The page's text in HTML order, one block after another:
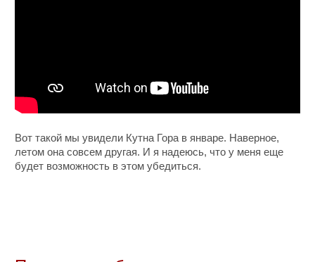
Вот такой мы увидели Кутна Гора в январе. Наверное,
летом она совсем другая. И я надеюсь, что у меня еще
будет возможность в этом убедиться.